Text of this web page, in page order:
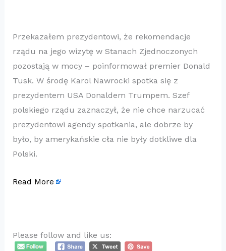
Przekazałem prezydentowi, że rekomendacje
rządu na jego wizytę w Stanach Zjednoczonych
pozostają w mocy – poinformował premier Donald
Tusk. W środę Karol Nawrocki spotka się z
prezydentem USA Donaldem Trumpem. Szef
polskiego rządu zaznaczył, że nie chce narzucać
prezydentowi agendy spotkania, ale dobrze by
było, by amerykańskie cła nie były dotkliwe dla
Polski.
Read More
Please follow and like us: